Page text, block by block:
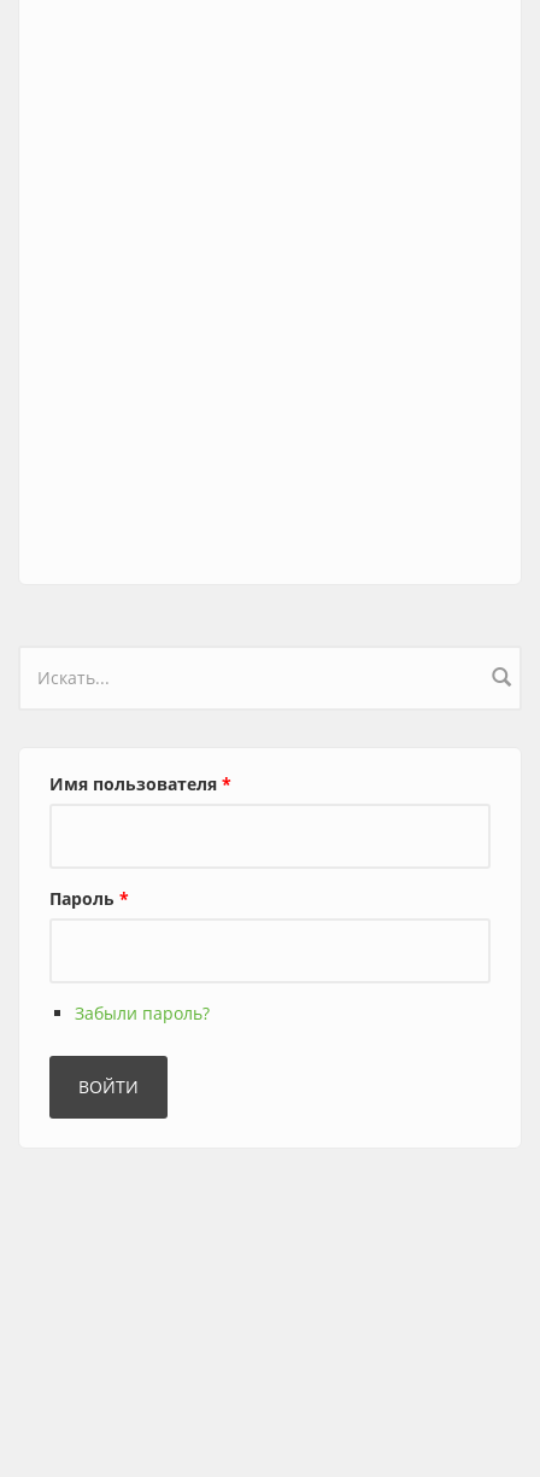
Форма поиска
Имя пользователя *
Пароль *
Забыли пароль?